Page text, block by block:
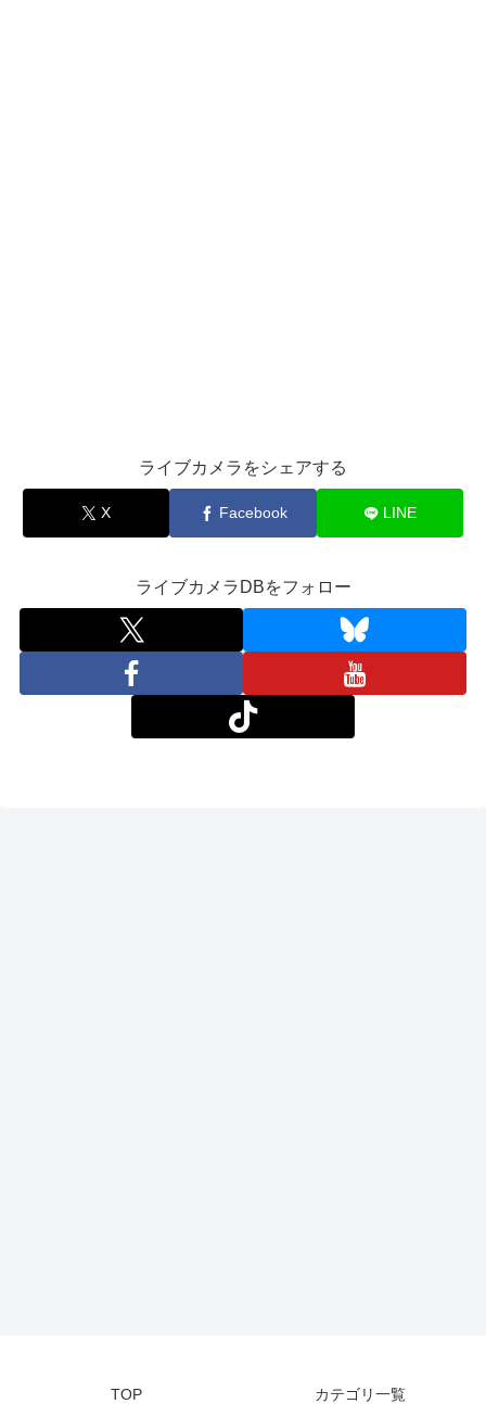
ライブカメラをシェアする
X Facebook LINE
ライブカメラDBをフォロー
TOP カテゴリ一覧